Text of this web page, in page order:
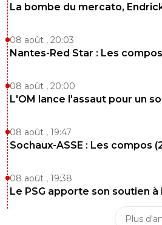
La bombe du mercato,
08 août , 20:03
Nantes-Red Star : Les
08 août , 20:00
L'OM lance l'assaut pour un
08 août , 19:47
Sochaux-ASSE : Les compos
08 août , 19:38
Le PSG apporte son soutien à
Plus